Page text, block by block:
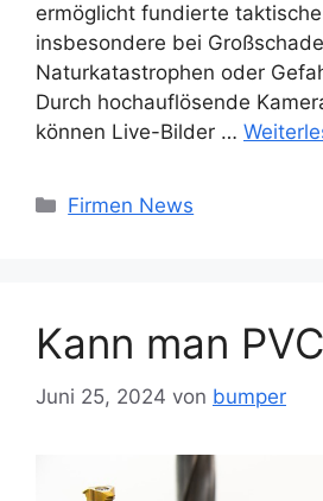
ermöglicht fundierte
insbesondere bei
Naturkatastrophen oder
Durch hochauflösende
können Live-Bilder …
Kategorien
Firmen News
Kann man
Juni 25, 2024 von bumper